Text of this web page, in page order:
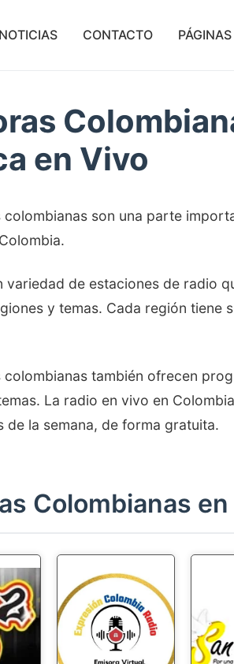
CONTACTO
en Vivo
colombianas son una parte
variedad de estaciones de radio
y temas. Cada región tiene
colombianas también ofrecen
La radio en vivo en
de la semana, de forma gratuita.
Colombianas